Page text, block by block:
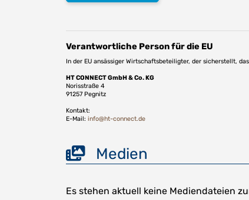
Verantwortliche Person für die EU
In der EU ansässiger Wirtschaftsbeteiligter, der sicherstellt,
HT CONNECT GmbH & Co. KG
Norisstraße 4
91257 Pegnitz
Kontakt:
E-Mail: info@ht-connect.de
Medien
Es stehen aktuell keine Mediendateien